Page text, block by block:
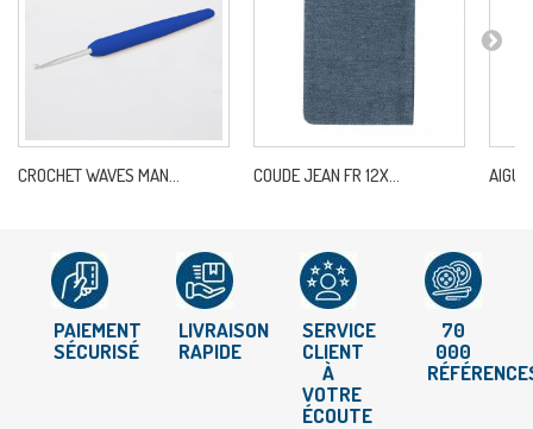
CROCHET WAVES MAN... COUDE JEAN FR 12X...
PAIEMENT
SÉCURISÉ
LIVRAISON
RAPIDE
SERVICE
CLIENT
À
VOTRE
ÉCOUTE
70
000